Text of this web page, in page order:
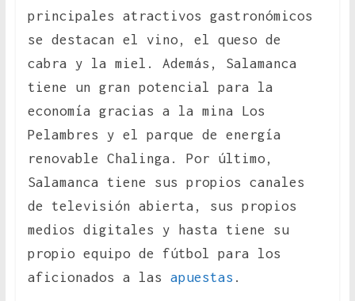
principales atractivos gastronómicos
se destacan el vino, el queso de
cabra y la miel. Además, Salamanca
tiene un gran potencial para la
economía gracias a la mina Los
Pelambres y el parque de energía
renovable Chalinga. Por último,
Salamanca tiene sus propios canales
de televisión abierta, sus propios
medios digitales y hasta tiene su
propio equipo de fútbol para los
aficionados a las apuestas .